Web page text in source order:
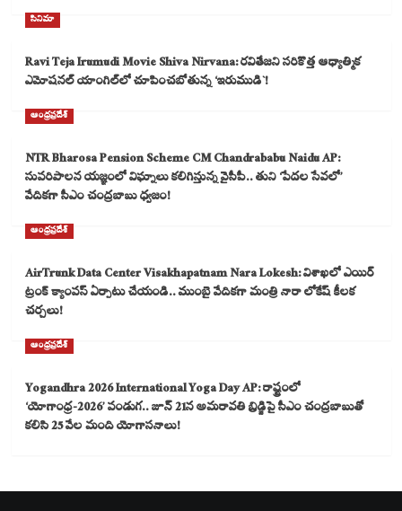
సినిమా
Ravi Teja Irumudi Movie Shiva Nirvana: రవితేజని సరికొత్త ఆధ్యాత్మిక
ఎమోషనల్ యాంగిల్‌లో చూపించబోతున్న ‘ఇరుముడి`!
ఆంధ్రప్రదేశ్
NTR Bharosa Pension Scheme CM Chandrababu Naidu AP:
సుపరిపాలన యజ్ఞంలో విఘ్నాలు కలిగిస్తున్న వైసీపీ.. తుని ‘పేదల సేవలో’
వేదికగా సీఎం చంద్రబాబు ధ్వజం!
ఆంధ్రప్రదేశ్
AirTrunk Data Center Visakhapatnam Nara Lokesh: విశాఖలో ఎయిర్
ట్రంక్ క్యాంపస్ ఏర్పాటు చేయండి.. ముంబై వేదికగా మంత్రి నారా లోకేష్ కీలక
చర్చలు!
ఆంధ్రప్రదేశ్
Yogandhra 2026 International Yoga Day AP: రాష్ట్రంలో
‘యోగాంధ్ర-2026’ పండుగ.. జూన్ 21న అమరావతి బ్రిడ్జిపై సీఎం చంద్రబాబుతో
కలిసి 25 వేల మంది యోగాసనాలు!